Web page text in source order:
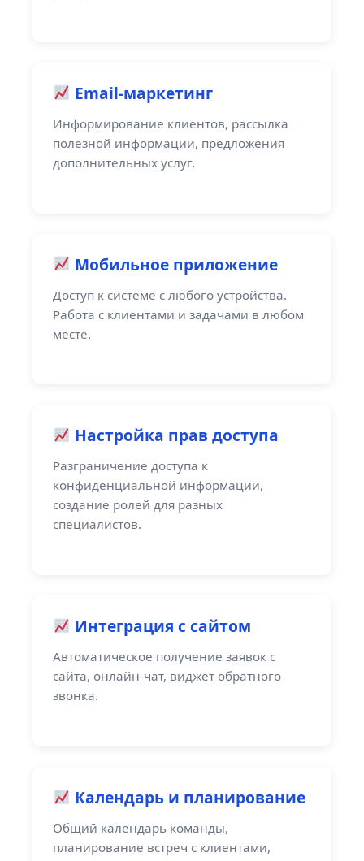
Email-маркетинг
Информирование клиентов, рассылка
полезной информации, предложения
дополнительных услуг.
Мобильное приложение
Доступ к системе с любого устройства.
Работа с клиентами и задачами в любом
месте.
Настройка прав доступа
Разграничение доступа к
конфиденциальной информации,
создание ролей для разных
специалистов.
Интеграция с сайтом
Автоматическое получение заявок с
сайта, онлайн-чат, виджет обратного
звонка.
Календарь и планирование
Общий календарь команды,
планирование встреч с клиентами,